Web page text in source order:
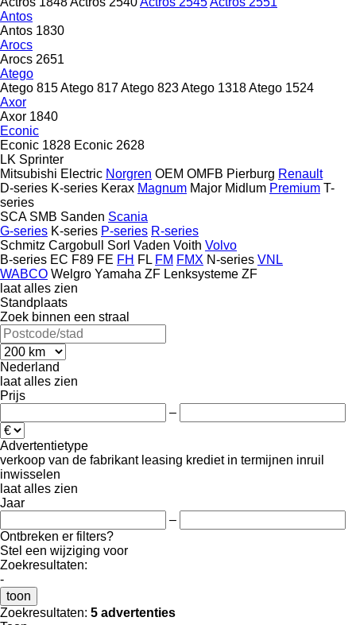
Antos
Antos 1830
Arocs
Arocs 2651
Atego
Atego 815Atego 817Atego 823Atego 1318Atego 1524
Axor
Axor 1840
Econic
Econic 1828 Econic 2628
LK Sprinter
Mitsubishi Electric Norgren OEM OMFB Pierburg Renault
D-series K-series Kerax Magnum Major Midlum Premium T-
series
SCA SMB Sanden Scania
G-series K-series P-series R-series
Schmitz Cargobull
Sorl Vaden Voith Volvo
B-series EC F89 FE FH FL FM FMX N-series VNL
WABCO Welgro Yamaha ZF Lenksysteme ZF
laat alles zien
Standplaats
Zoek binnen een straal
Nederland
laat alles zien
Prijs
–
Advertentietype
verkoop van de fabrikant leasing krediet in termijnen inruil
inwisselen
laat alles zien
Jaar
–
Ontbreken er filters?
Stel een wijziging voor
Zoekresultaten:
-
toon
Zoekresultaten: 5 advertenties